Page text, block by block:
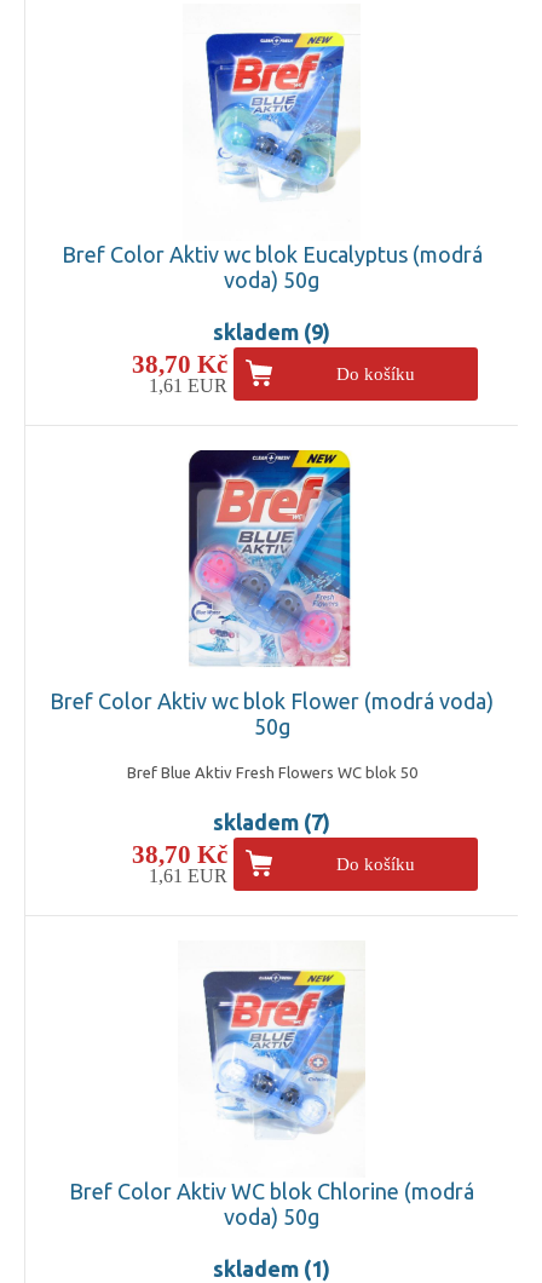
Bref Color Aktiv wc blok Eucalyptus (modrá
voda) 50g
skladem (9)
38,70 Kč
1,61 EUR
Do košíku
Bref Color Aktiv wc blok Flower (modrá voda)
50g
Bref Blue Aktiv Fresh Flowers WC blok 50
skladem (7)
38,70 Kč
1,61 EUR
Do košíku
Bref Color Aktiv WC blok Chlorine (modrá
voda) 50g
skladem (1)